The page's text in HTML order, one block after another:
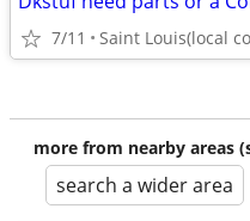
7/11 Saint Louis(local
more from nearby areas
search a wider area